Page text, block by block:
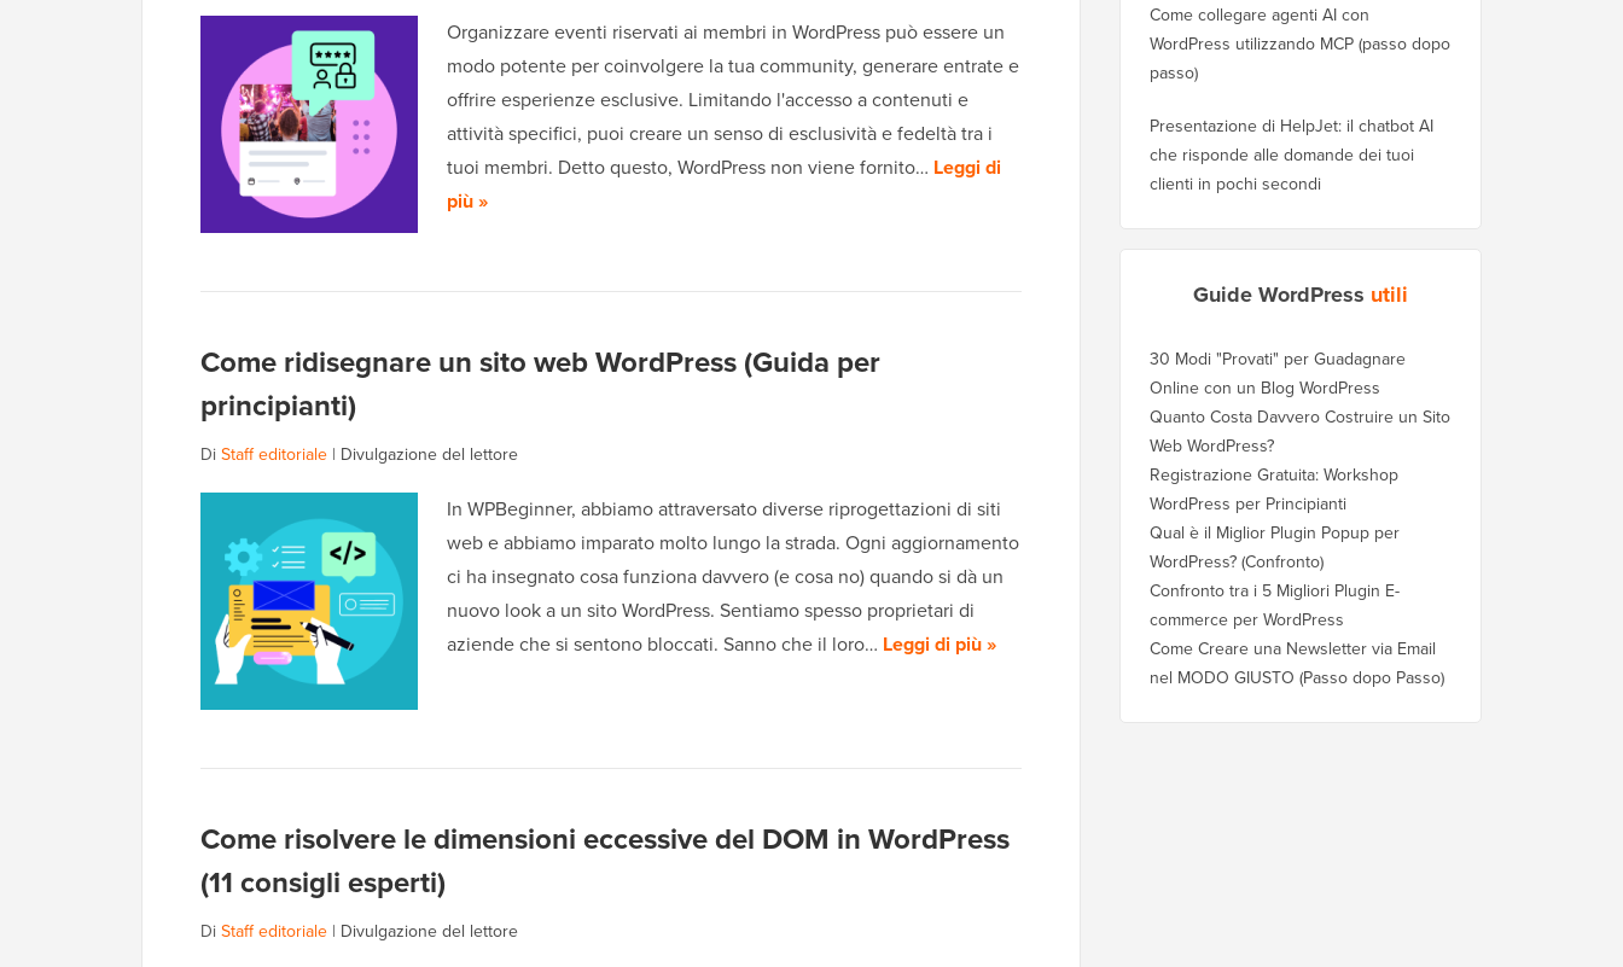
Organizzare eventi riservati ai membri in WordPress può essere un
modo potente per coinvolgere la tua community, generare entrate e
offrire esperienze esclusive. Limitando l'accesso a contenuti e
attività specifici, puoi creare un senso di esclusività e fedeltà tra i
tuoi membri. Detto questo, WordPress non viene fornito… Leggi di
più »
Come ridisegnare un sito web WordPress (Guida per
principianti)
DiStaff editoriale | Divulgazione del lettore
In WPBeginner, abbiamo attraversato diverse riprogettazioni di siti
web e abbiamo imparato molto lungo la strada. Ogni aggiornamento
ci ha insegnato cosa funziona davvero (e cosa no) quando si dà un
nuovo look a un sito WordPress. Sentiamo spesso proprietari di
aziende che si sentono bloccati. Sanno che il loro… Leggi di più »
Come risolvere le dimensioni eccessive del DOM in WordPress
(11 consigli esperti)
DiStaff editoriale | Divulgazione del lettore
Come collegare agenti AI con
WordPress utilizzando MCP (passo dopo
passo)
Presentazione di HelpJet: il chatbot AI
che risponde alle domande dei tuoi
clienti in pochi secondi
Guide WordPress utili
30 Modi "Provati" per Guadagnare
Online con un Blog WordPress
Quanto Costa Davvero Costruire un Sito
Web WordPress?
Registrazione Gratuita: Workshop
WordPress per Principianti
Qual è il Miglior Plugin Popup per
WordPress? (Confronto)
Confronto tra i 5 Migliori Plugin E-
commerce per WordPress
Come Creare una Newsletter via Email
nel MODO GIUSTO (Passo dopo Passo)